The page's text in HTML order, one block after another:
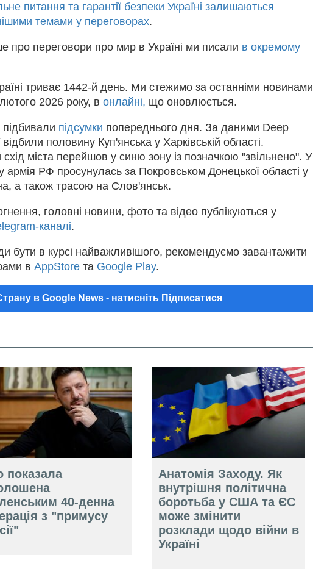
питання та гарантії безпеки Україні залишаються
темами у переговорах.
про переговори про мир в Україні ми писали в окремому
триває 1442-й день. Ми стежимо за останніми новинами
2026 року, в онлайні, що оновлюється.
підсумки попереднього дня. За даними Deep
половину Куп'янська у Харківській області.
схід міста перейшов у синю зону із позначкою "звільнено". У
армія РФ просунулась за Покровськом Донецької області у
а також трасою на Слов'янськ.
головні новини, фото та відео публікуються у
каналі.
бути в курсі найважливішого, рекомендуємо завантажити
в AppStore та Google Play.
в Google News - натисніть Підписатися
показала
40-денна
з "примусу
Анатомія Заходу. Як
внутрішня політична
боротьба у США та ЄС
може змінити
розклади щодо війни в
Україні